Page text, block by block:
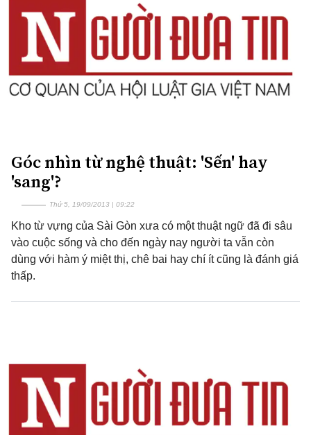
Góc nhìn từ nghệ thuật: 'Sến' hay
'sang'?
Thứ 5, 19/09/2013 | 09:22
Kho từ vựng của Sài Gòn xưa có một thuật ngữ đã đi sâu
vào cuộc sống và cho đến ngày nay người ta vẫn còn
dùng với hàm ý miệt thị, chê bai hay chí ít cũng là đánh giá
thấp.